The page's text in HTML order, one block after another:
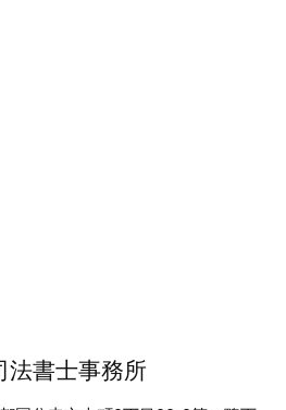
書士事務所